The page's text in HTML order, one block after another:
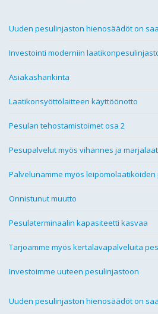
Uuden pesulinjaston hienosäädöt on
Investointi moderniin
Asiakashankinta
Laatikonsyöttölaitteen käyttöönotto
Pesulan tehostamistoimet osa 2
Pesupalvelut myös vihannes ja
Palvelunamme myös leipomolaatikoiden
Onnistunut muutto
Pesulaterminaalin kapasiteetti kasvaa
Tarjoamme myös kertalavapalveluita
Investoimme uuteen pesulinjastoon
Uuden pesulinjaston hienosäädöt on